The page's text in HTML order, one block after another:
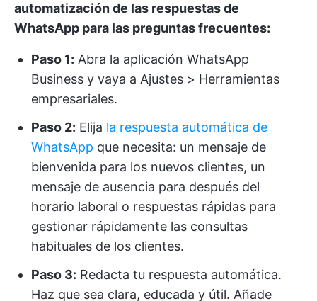
automatización de las respuestas de
WhatsApp para las preguntas frecuentes:
Paso 1: Abra la aplicación WhatsApp
Business y vaya a Ajustes > Herramientas
empresariales.
Paso 2: Elija la respuesta automática de
WhatsApp que necesita: un mensaje de
bienvenida para los nuevos clientes, un
mensaje de ausencia para después del
horario laboral o respuestas rápidas para
gestionar rápidamente las consultas
habituales de los clientes.
Paso 3: Redacta tu respuesta automática.
Haz que sea clara, educada y útil. Añade